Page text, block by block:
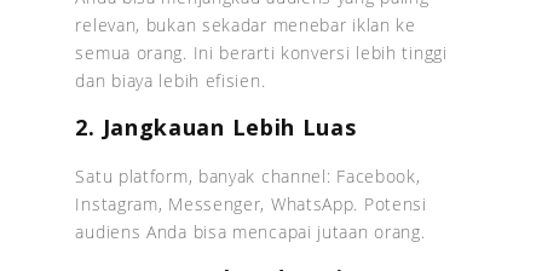
relevan, bukan sekadar menebar iklan ke
semua orang. Ini berarti konversi lebih tinggi
dan biaya lebih efisien.
2. Jangkauan Lebih Luas
Satu platform, banyak channel: Facebook,
Instagram, Messenger, WhatsApp. Potensi
audiens Anda bisa mencapai jutaan orang.